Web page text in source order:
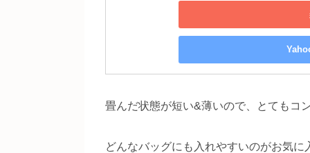
畳んだ状態が短い&薄いので、とてもコ
どんなバッグにも入れやすいのがお気に